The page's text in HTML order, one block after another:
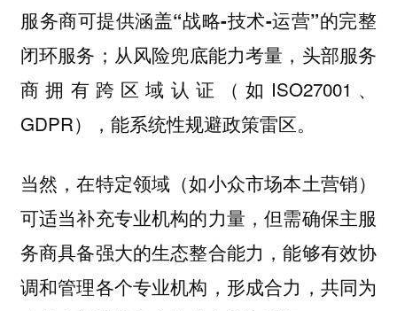
服务商可提供涵盖“战略-技术-运营”的完整
闭环服务 ；从风险兜底能力考量，头部服务
商拥有跨区域认证（如ISO27001、
GDPR），能系统性规避政策雷区。
当然，在特定领域（如小众市场本土营销）
可适当补充专业机构的力量，但需确保主服
务商具备强大的生态整合能力，能够有效协
调和管理各个专业机构，形成合力，共同为